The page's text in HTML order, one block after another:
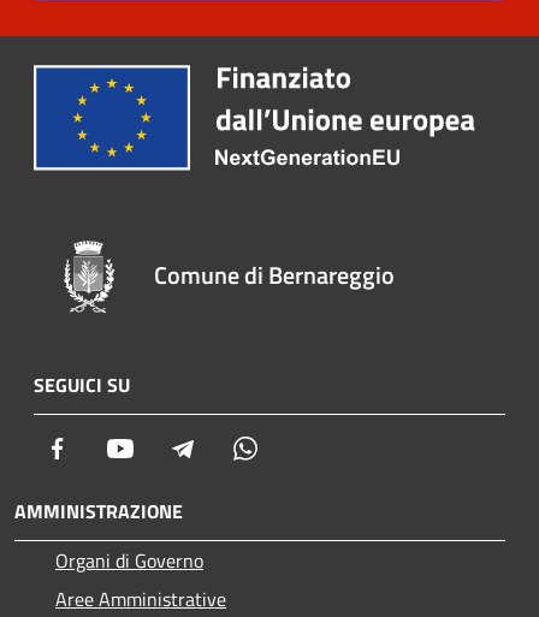
Comune di Bernareggio
SEGUICI SU
Facebook Youtube Telegram
AMMINISTRAZIONE
Organi di Governo
Aree Amministrative